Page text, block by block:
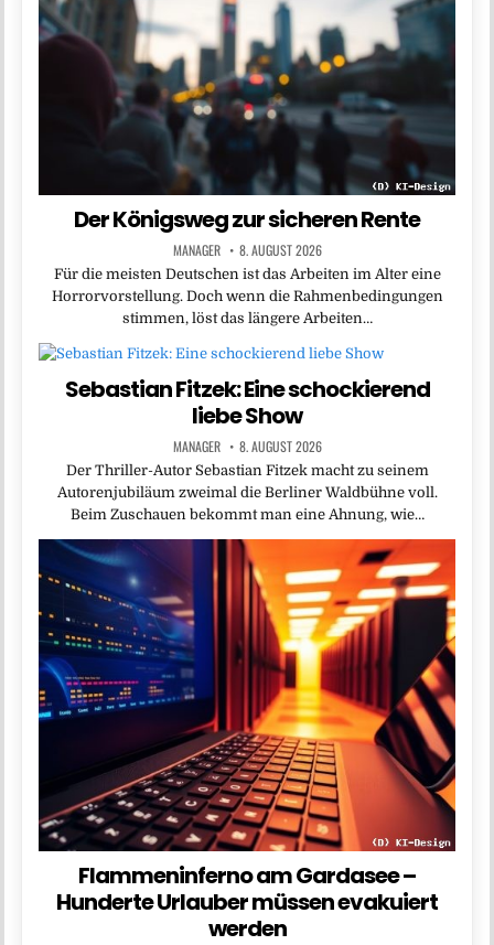
Der Königsweg zur sicheren Rente
MANAGER 8. AUGUST 2026
Für die meisten Deutschen ist das Arbeiten im Alter eine
Horrorvorstellung. Doch wenn die Rahmenbedingungen
stimmen, löst das längere Arbeiten…
Sebastian Fitzek: Eine schockierend
liebe Show
MANAGER 8. AUGUST 2026
Der Thriller-Autor Sebastian Fitzek macht zu seinem
Autorenjubiläum zweimal die Berliner Waldbühne voll.
Beim Zuschauen bekommt man eine Ahnung, wie…
Flammeninferno am Gardasee –
Hunderte Urlauber müssen evakuiert
werden